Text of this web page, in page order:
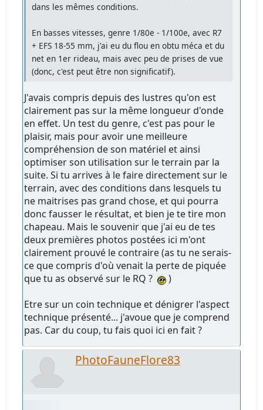
dans les mêmes conditions.
En basses vitesses, genre 1/80e - 1/100e, avec R7
+ EFS 18-55 mm, j'ai eu du flou en obtu méca et du
net en 1er rideau, mais avec peu de prises de vue
(donc, c'est peut être non significatif).
J'avais compris depuis des lustres qu'on est
clairement pas sur la même longueur d'onde
en effet. Un test du genre, c'est pas pour le
plaisir, mais pour avoir une meilleure
compréhension de son matériel et ainsi
optimiser son utilisation sur le terrain par la
suite. Si tu arrives à le faire directement sur le
terrain, avec des conditions dans lesquels tu
ne maitrises pas grand chose, et qui pourra
donc fausser le résultat, et bien je te tire mon
chapeau. Mais le souvenir que j'ai eu de tes
deux premières photos postées ici m'ont
clairement prouvé le contraire (as tu ne serais-
ce que compris d'où venait la perte de piquée
que tu as observé sur le RQ ?
)
Etre sur un coin technique et dénigrer l'aspect
technique présenté... j'avoue que je comprend
pas. Car du coup, tu fais quoi ici en fait ?
PhotoFauneFlore83